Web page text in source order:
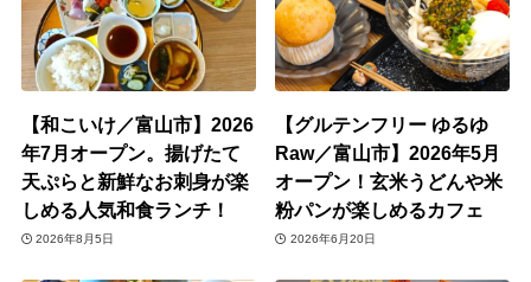
【和こいけ／富山市】2026
年7月オープン。揚げたて
天ぷらと新鮮なお刺身が楽
しめる人気和食ランチ！
2026年8月5日
【グルテンフリー ゆるゆ
Raw／富山市】2026年5月
オープン！玄米うどんや米
粉パンが楽しめるカフェ
2026年6月20日